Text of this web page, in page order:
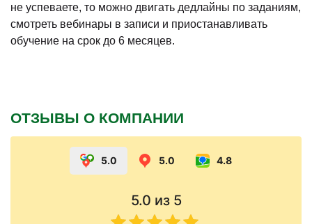
не успеваете, то можно двигать дедлайны по заданиям,
смотреть вебинары в записи и приостанавливать
обучение на срок до 6 месяцев.
ОТЗЫВЫ О КОМПАНИИ
5.0 5.0 4.8
5.0 из 5